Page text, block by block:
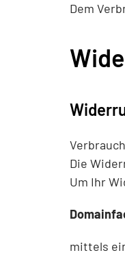
Dem
Die
Um Ihr
mittels